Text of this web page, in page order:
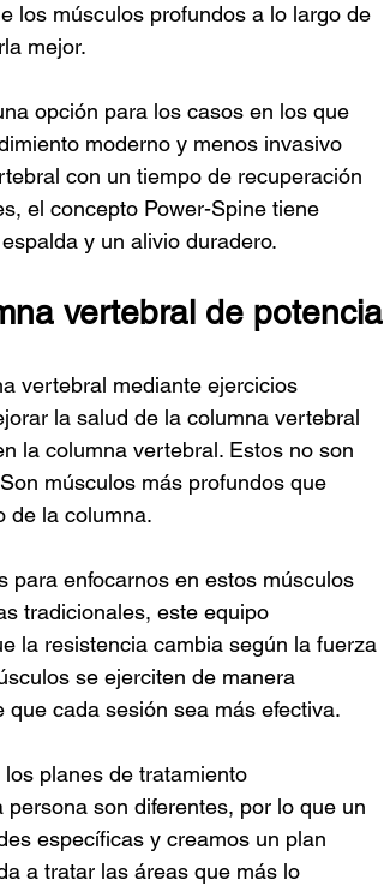
los músculos profundos a lo largo de
mejor.
opción para los casos en los que
moderno y menos invasivo
con un tiempo de recuperación
el concepto Power-Spine tiene
y un alivio duradero.
vertebral de potencia
vertebral mediante ejercicios
la salud de la columna vertebral
la columna vertebral. Estos no son
músculos más profundos que
de la columna.
para enfocarnos en estos músculos
tradicionales, este equipo
la resistencia cambia según la fuerza
se ejerciten de manera
cada sesión sea más efectiva.
planes de tratamiento
son diferentes, por lo que un
específicas y creamos un plan
a tratar las áreas que más lo